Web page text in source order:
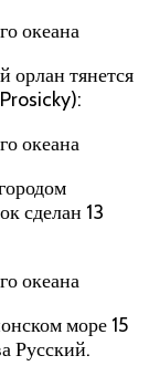
орлан тянется
сделан 13
море 15
Русский.